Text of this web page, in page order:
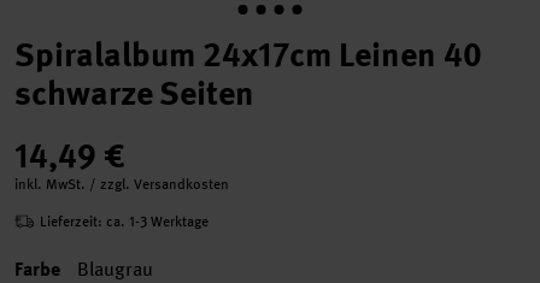
Spiralalbum 24x17cm Leinen 40
schwarze Seiten
14,49 €
inkl. MwSt. / zzgl. Versandkosten
Lieferzeit: ca. 1-3 Werktage
Farbe Blaugrau